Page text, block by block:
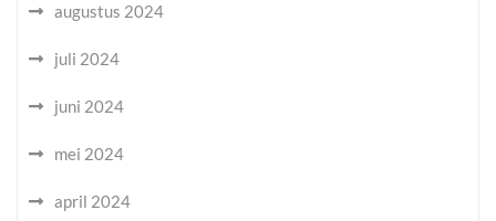
augustus 2024
juli 2024
juni 2024
mei 2024
april 2024